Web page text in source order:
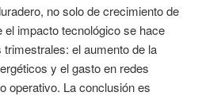
no solo de crecimiento de
impacto tecnológico se hace
el aumento de la
y el gasto en redes
operativo. La conclusión es